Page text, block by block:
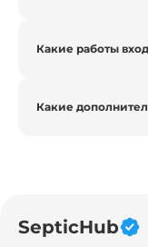
Какие работы
Какие
SepticHub